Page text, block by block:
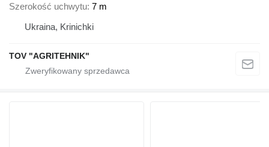
Szerokość uchwytu 7 m
Ukraina, Krinichki
TOV "AGRITEHNIK"